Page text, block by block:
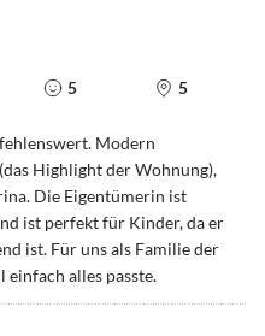
5 5
Modern
Highlight der Wohnung),
Die Eigentümerin ist
ist perfekt für Kinder, da er
ist. Für uns als Familie der
einfach alles passte.